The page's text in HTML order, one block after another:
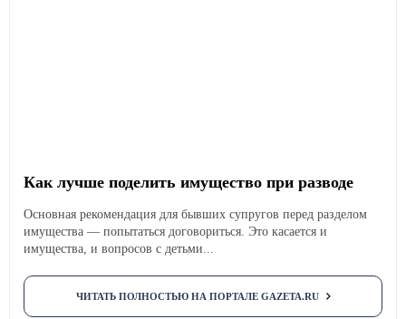
Как лучше поделить имущество при разводе
Основная рекомендация для бывших супругов перед разделом
имущества — попытаться договориться. Это касается и
имущества, и вопросов с детьми...
ЧИТАТЬ ПОЛНОСТЬЮ НА ПОРТАЛЕ GAZETA.RU